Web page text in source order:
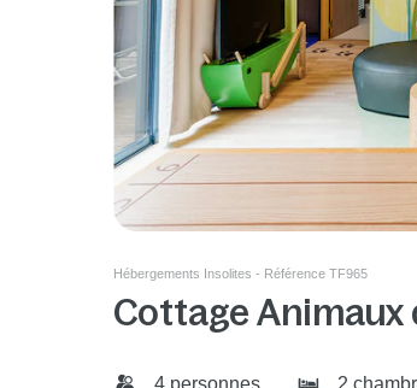
Hébergements Insolites - Référence TF965
Cottage Animaux